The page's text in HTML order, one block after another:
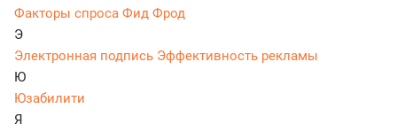
Факторы спроса Фид Фрод
Э
Электронная подпись Эффективность рекламы
Ю
Юзабилити
Я